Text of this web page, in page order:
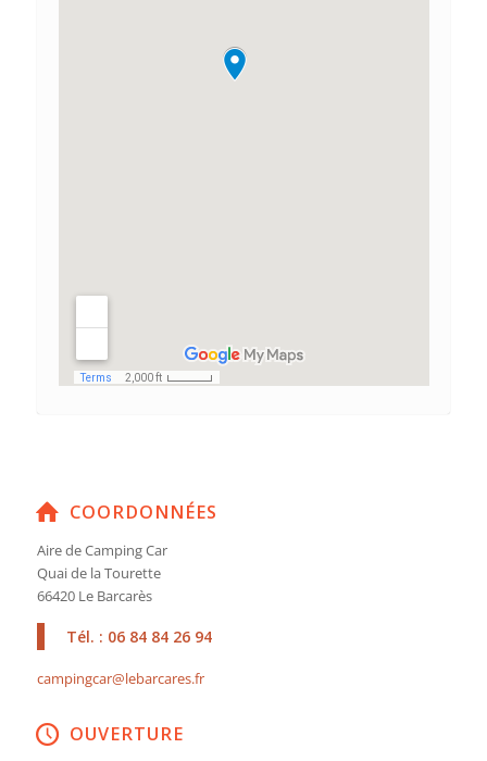
COORDONNÉES
Aire de Camping Car
Quai de la Tourette
66420 Le Barcarès
Tél. : 06 84 84 26 94
campingcar@lebarcares.fr
OUVERTURE